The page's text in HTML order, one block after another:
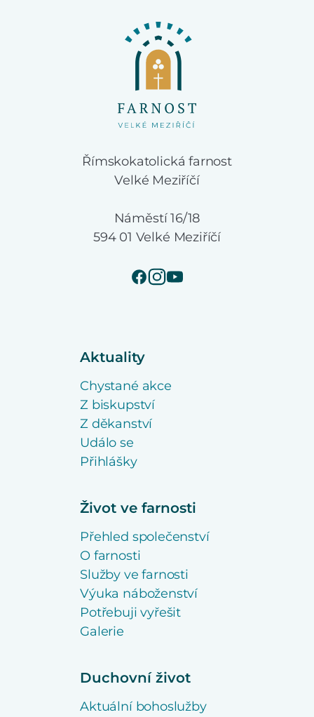
Římskokatolická farnost
Velké Meziříčí
Náměstí 16/18
594 01 Velké Meziříčí
Aktuality
Chystané akce
Z biskupství
Z děkanství
Událo se
Přihlášky
Život ve farnosti
Přehled společenství
O farnosti
Služby ve farnosti
Výuka náboženství
Potřebuji vyřešit
Galerie
Duchovní život
Aktuální bohoslužby